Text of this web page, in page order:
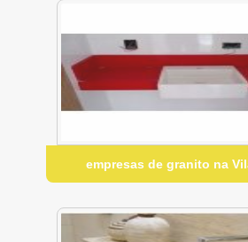
empresas de granito na